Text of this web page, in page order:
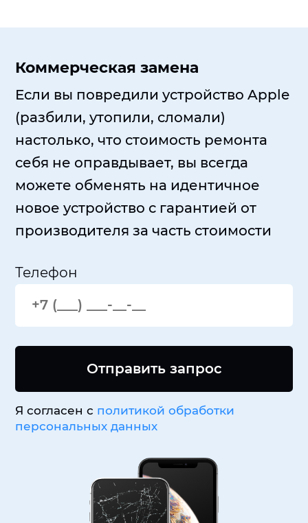
Коммерческая замена
Если вы повредили устройство Apple
(разбили, утопили, сломали)
настолько, что стоимость ремонта
себя не оправдывает, вы всегда
можете обменять на идентичное
новое устройство с гарантией от
производителя за часть стоимости
Телефон
Отправить запрос
Я согласен с политикой обработки
персональных данных